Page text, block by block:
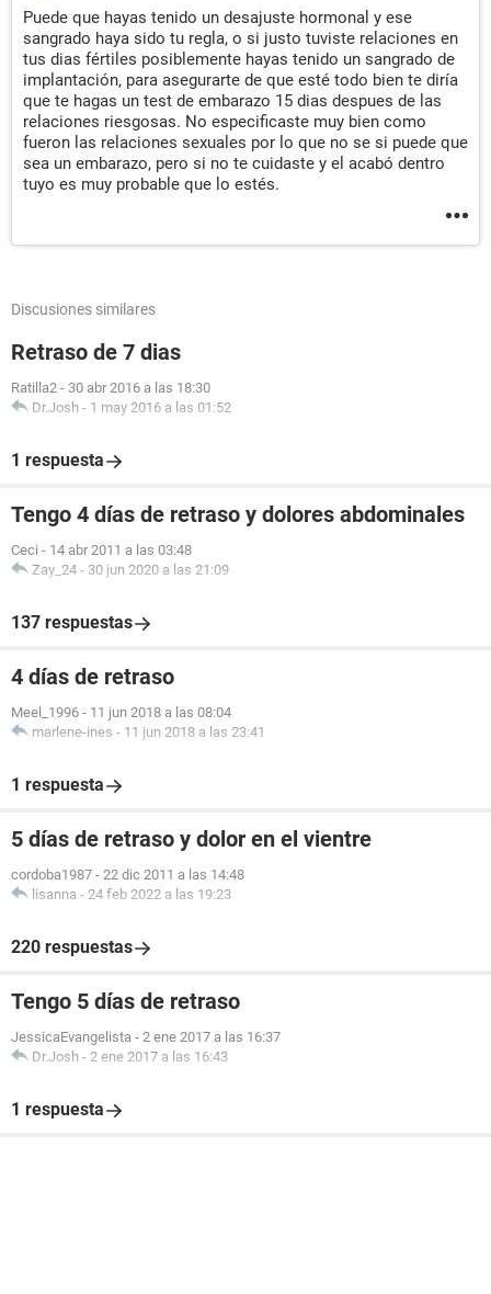
Puede que hayas tenido un desajuste hormonal y ese
sangrado haya sido tu regla, o si justo tuviste relaciones en
tus dias fértiles posiblemente hayas tenido un sangrado de
implantación, para asegurarte de que esté todo bien te diría
que te hagas un test de embarazo 15 dias despues de las
relaciones riesgosas. No especificaste muy bien como
fueron las relaciones sexuales por lo que no se si puede que
sea un embarazo, pero si no te cuidaste y el acabó dentro
tuyo es muy probable que lo estés.
Discusiones similares
Retraso de 7 dias
Ratilla2 - 30 abr 2016 a las 18:30
Dr.Josh - 1 may 2016 a las 01:52
1 respuesta
Tengo 4 días de retraso y dolores abdominales
Ceci - 14 abr 2011 a las 03:48
Zay_24 - 30 jun 2020 a las 21:09
137 respuestas
4 días de retraso
Meel_1996 - 11 jun 2018 a las 08:04
marlene-ines - 11 jun 2018 a las 23:41
1 respuesta
5 días de retraso y dolor en el vientre
cordoba1987 - 22 dic 2011 a las 14:48
lisanna - 24 feb 2022 a las 19:23
220 respuestas
Tengo 5 días de retraso
JessicaEvangelista - 2 ene 2017 a las 16:37
Dr.Josh - 2 ene 2017 a las 16:43
1 respuesta